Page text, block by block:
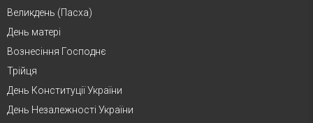
Великдень (Пасха)
День матері
Вознесіння Господнє
Трійця
День Конституції України
День Незалежності України